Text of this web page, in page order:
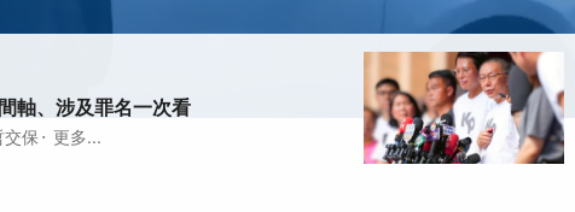
軸、涉及罪名一次看
交保 · 更多...